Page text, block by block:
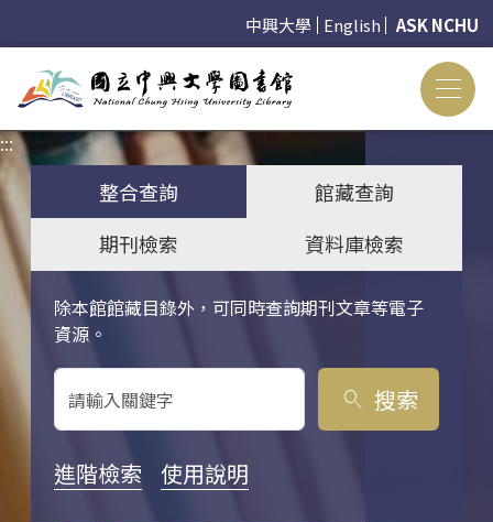
中興大學 English ASK NCHU
:::
整合查詢
館藏查詢
期刊檢索
資料庫檢索
除本館館藏目錄外，可同時查詢期刊文章等電子
資源。
關鍵字搜尋
search 搜索
進階檢索 使用說明